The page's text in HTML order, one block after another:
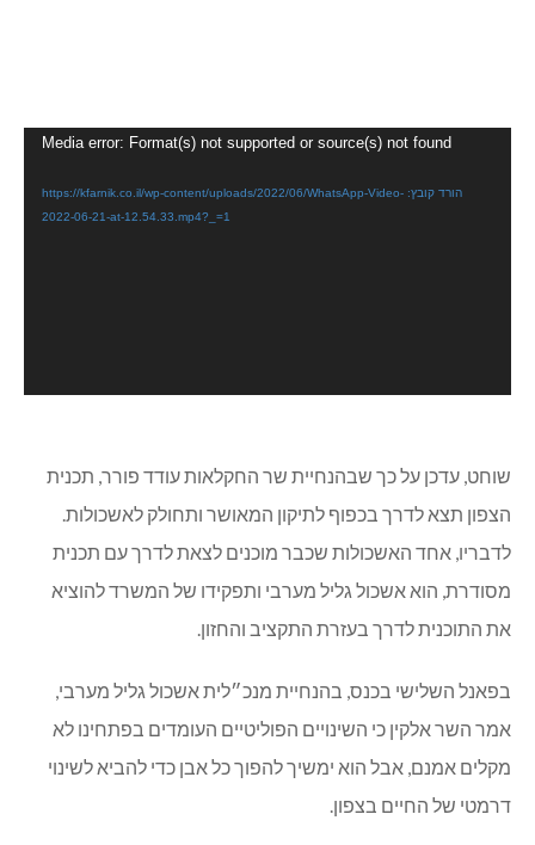
Media error: Format(s) not supported or source(s) not found
הורד קובץ: https://kfarnik.co.il/wp-content/uploads/2022/06/WhatsApp-Video-
2022-06-21-at-12.54.33.mp4?_=1
שוחט, עדכן על כך שבהנחיית שר החקלאות עודד פורר, תכנית
הצפון תצא לדרך בכפוף לתיקון המאושר ותחולק לאשכולות.
לדבריו, אחד האשכולות שכבר מוכנים לצאת לדרך עם תכנית
מסודרת, הוא אשכול גליל מערבי ותפקידו של המשרד להוציא
את התוכנית לדרך בעזרת התקציב והחזון.
בפאנל השלישי בכנס, בהנחיית מנכ״לית אשכול גליל מערבי,
אמר השר אלקין כי השינויים הפוליטיים העומדים בפתחינו לא
מקלים אמנם, אבל הוא ימשיך להפוך כל אבן כדי להביא לשינוי
דרמטי של החיים בצפון.